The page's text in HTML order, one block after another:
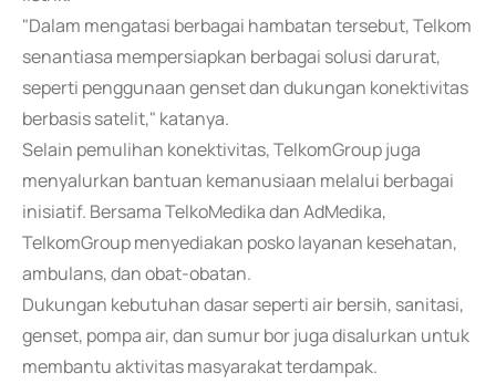
"Dalam mengatasi berbagai hambatan tersebut, Telkom
senantiasa mempersiapkan berbagai solusi darurat,
seperti penggunaan genset dan dukungan konektivitas
berbasis satelit," katanya.
Selain pemulihan konektivitas, TelkomGroup juga
menyalurkan bantuan kemanusiaan melalui berbagai
inisiatif. Bersama TelkoMedika dan AdMedika,
TelkomGroup menyediakan posko layanan kesehatan,
ambulans, dan obat-obatan.
Dukungan kebutuhan dasar seperti air bersih, sanitasi,
genset, pompa air, dan sumur bor juga disalurkan untuk
membantu aktivitas masyarakat terdampak.